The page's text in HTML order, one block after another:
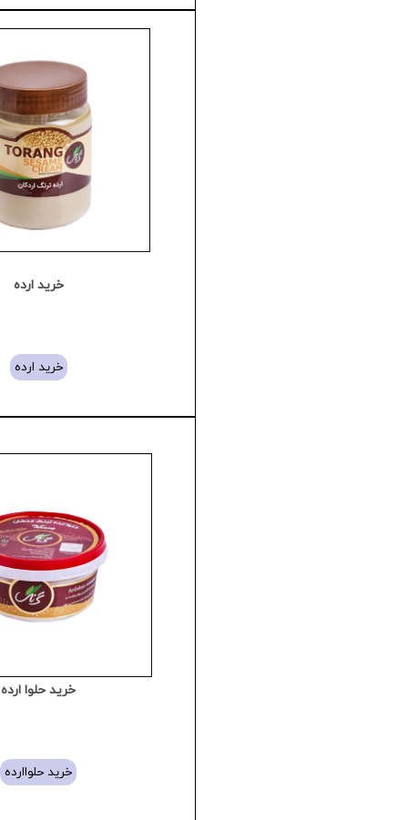
خرید ارده
خرید ارده
خرید حلوا ارده
خرید حلواارده